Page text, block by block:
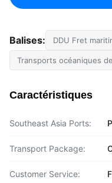
Balises: DDU Fret
Transports océaniques
Caractéristiques
Southeast Asia Ports:
Transport Package:
Customer Service: